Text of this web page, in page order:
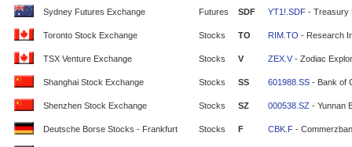
Sydney Futures Exchange Futures SDF YT1!.SDF - Treasury
Toronto Stock Exchange Stocks TO RIM.TO - Research
TSX Venture Exchange Stocks V ZEX.V - Zodiac
Shanghai Stock Exchange Stocks SS 601988.SS - Bank of
Shenzhen Stock Exchange Stocks SZ 000538.SZ - Yunnan
Deutsche Borse Stocks - Frankfurt Stocks F CBK.F -